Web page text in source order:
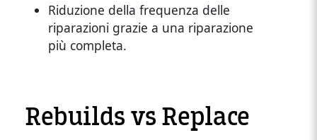
Riduzione della frequenza delle
riparazioni grazie a una riparazione
più completa.
Rebuilds vs Replace